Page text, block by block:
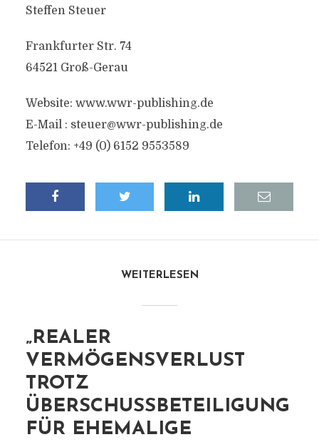
Steffen Steuer
Frankfurter Str. 74
64521 Groß-Gerau
Website: www.wwr-publishing.de
E-Mail : steuer@wwr-publishing.de
Telefon: +49 (0) 6152 9553589
WEITERLESEN
„REALER
VERMÖGENSVERLUST
TROTZ
ÜBERSCHUSSBETEILIGUNG
FÜR EHEMALIGE